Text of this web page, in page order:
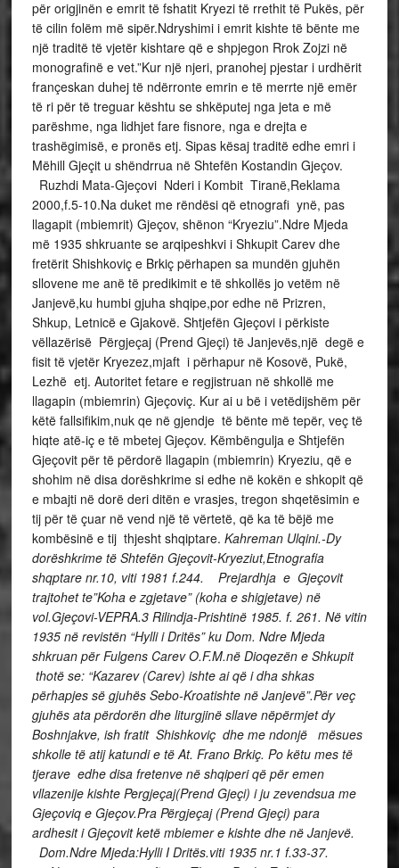
për origjinën e emrit të fshatit Kryezi të rrethit të Pukës, për
të cilin folëm më sipër.Ndryshimi i emrit kishte të bënte me
një traditë të vjetër kishtare që e shpjegon Rrok Zojzi në
monografinë e vet.”Kur një njeri, pranohej pjestar i urdhërit
françeskan duhej të ndërronte emrin e të merrte një emër
të ri për të treguar kështu se shkëputej nga jeta e më
parëshme, nga lidhjet fare fisnore, nga e drejta e
trashëgimisë, e pronës etj. Sipas kësaj traditë edhe emri i
Mëhill Gjeçit u shëndrrua në Shtefën Kostandin Gjeçov.
Ruzhdi Mata-Gjeçovi Nderi i Kombit Tiranë,Reklama
2000,f.5-10.Na duket me rëndësi që etnografi ynë, pas
llagapit (mbiemrit) Gjeçov, shënon “Kryeziu”.Ndre Mjeda
më 1935 shkruante se arqipeshkvi i Shkupit Carev dhe
fretërit Shishkoviç e Brkiç përhapen sa mundën gjuhën
sllovene me anë të predikimit e të shkollës jo vetëm në
Janjevë,ku humbi gjuha shqipe,por edhe në Prizren,
Shkup, Letnicë e Gjakovë. Shtjefën Gjeçovi i përkiste
vëllazërisë Përgjeçaj (Prend Gjeçi) të Janjevës,një degë e
fisit të vjetër Kryezez,mjaft i përhapur në Kosovë, Pukë,
Lezhë etj. Autoritet fetare e regjistruan në shkollë me
llagapin (mbiemrin) Gjeçoviç. Kur ai u bë i vetëdijshëm për
këtë fallsifikim,nuk qe në gjendje të bënte më tepër, veç të
hiqte atë-iç e të mbetej Gjeçov. Këmbëngulja e Shtjefën
Gjeçovit për të përdorë llagapin (mbiemrin) Kryeziu, që e
shohim në disa dorëshkrime si edhe në kokën e shkopit që
e mbajti në dorë deri ditën e vrasjes, tregon shqetësimin e
tij për të çuar në vend një të vërtetë, që ka të bëjë me
kombësinë e tij thjesht shqiptare. Kahreman Ulqini.-Dy
dorëshkrime të Shtefën Gjeçovit-Kryeziut,Etnografia
shqptare nr.10, viti 1981 f.244. Prejardhja e Gjeçovit
trajtohet te”Koha e zgjetave” (koha e shigjetave) në
vol.Gjeçovi-VEPRA.3 Rilindja-Prishtinë 1985. f. 261. Në vitin
1935 në revistën “Hylli i Dritës” ku Dom. Ndre Mjeda
shkruan për Fulgens Carev O.F.M.në Dioqezën e Shkupit
thotë se: “Kazarev (Carev) ishte ai që i dha shkas
përhapjes së gjuhës Sebo-Kroatishte në Janjevë”.Për veç
gjuhës ata përdorën dhe liturgjinë sllave nëpërmjet dy
Boshnjakve, ish fratit Shishkoviç dhe me ndonjë mësues
shkolle të atij katundi e të At. Frano Brkiç. Po këtu mes të
tjerave edhe disa fretenve në shqiperi që për emen
vllazenije kishte Pergjeçaj(Prend Gjeçi) i ju zevendsua me
Gjeçoviq e Gjeçov.Pra Përgjeçaj (Prend Gjeçi) para
ardhesit i Gjeçovit ketë mbiemer e kishte dhe në Janjevë.
Dom.Ndre Mjeda:Hylli I Dritës.viti 1935 nr.1 f.33-37.